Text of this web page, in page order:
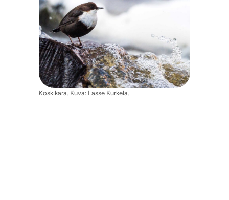
Koskikara. Kuva: Lasse Kurkela.